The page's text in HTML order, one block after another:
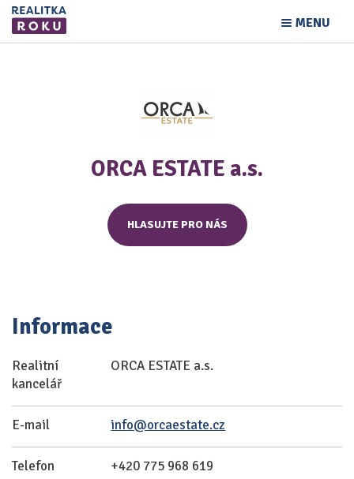
MENU
ORCA ESTATE a.s.
HLASUJTE PRO NÁS
Informace
Realitní
kancelář
ORCA ESTATE a.s.
E-mail info@orcaestate.cz
Telefon +420 775 968 619